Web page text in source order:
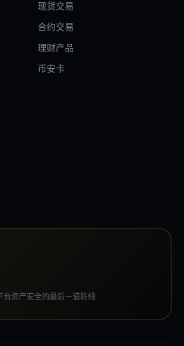
现货交易
合约交易
理财产品
币安卡
台资产安全的最后一道防线